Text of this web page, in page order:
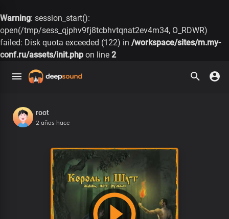
Warning: session_start():
open(/tmp/sess_qjphv9fj8tcbhvtqnat2ev4m34, O_RDWR)
failed: Disk quota exceeded (122) in /workspace/sites/m.my-
conf.ru/assets/init.php on line 2
root
2 años hace